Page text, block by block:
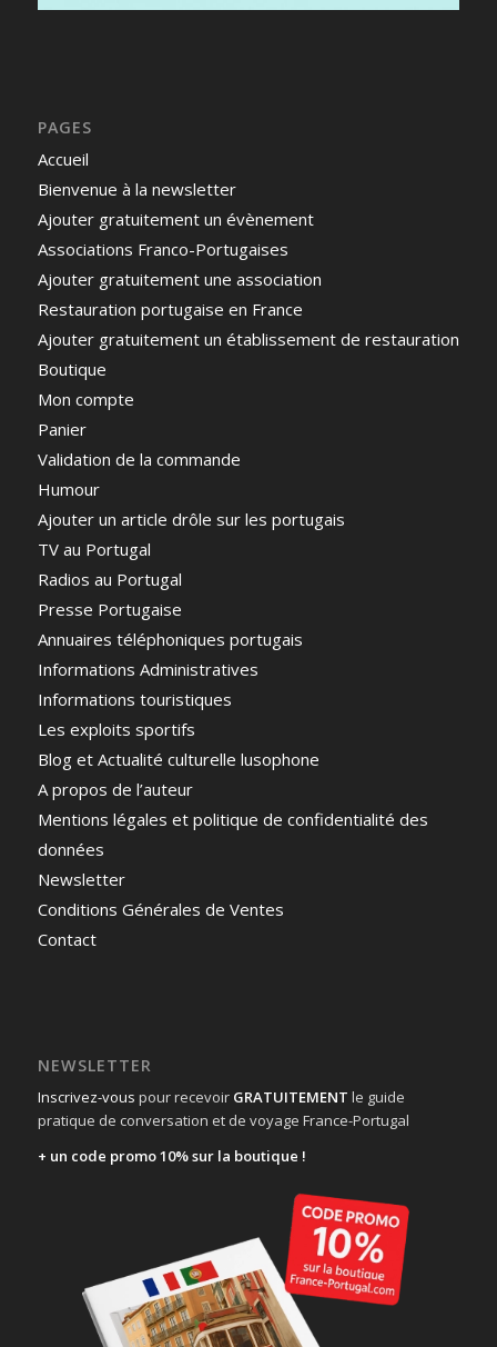
PAGES
Accueil
Bienvenue à la newsletter
Ajouter gratuitement un évènement
Associations Franco-Portugaises
Ajouter gratuitement une association
Restauration portugaise en France
Ajouter gratuitement un établissement de restauration
Boutique
Mon compte
Panier
Validation de la commande
Humour
Ajouter un article drôle sur les portugais
TV au Portugal
Radios au Portugal
Presse Portugaise
Annuaires téléphoniques portugais
Informations Administratives
Informations touristiques
Les exploits sportifs
Blog et Actualité culturelle lusophone
A propos de l’auteur
Mentions légales et politique de confidentialité des
données
Newsletter
Conditions Générales de Ventes
Contact
NEWSLETTER
Inscrivez-vous pour recevoir GRATUITEMENT le guide
pratique de conversation et de voyage France-Portugal
+ un code promo 10% sur la boutique !